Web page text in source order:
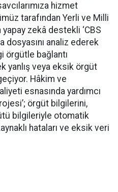
hizmet
tarafından Yerli ve Milli
yapay zekâ destekli ‘CBS
dosyasını analiz ederek
örgütle bağlantı
yanlış veya eksik örgüt
Hâkim ve
esnasında yardımcı
örgüt bilgilerini,
bilgileriyle otomatik
hataları ve eksik veri